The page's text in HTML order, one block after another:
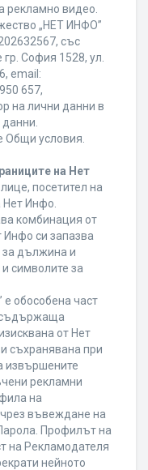
рекламно видео.
„НЕТ ИНФО”
със
София 1528, ул.
еmail:
657,
на лични данни в
Общи условия.
на Нет
посетител на
Нет Инфо.
комбинация от
Инфо си запазва
за дължина и
символите за
е обособена част
съдържаща
от Нет
съхранявана при
извършените
рекламни
на
въвеждане на
Профилът на
на Рекламодателя
нейното